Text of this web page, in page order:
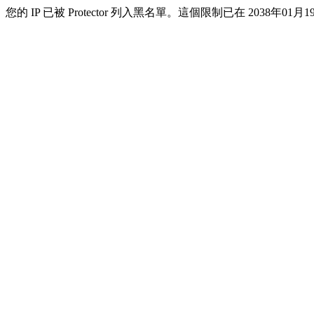
您的 IP 已被 Protector 列入黑名單。這個限制已在 2038年01月